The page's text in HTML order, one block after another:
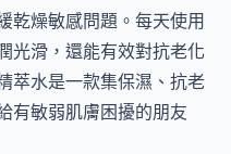
乾燥敏感問題。每天使用
光滑，還能有效對抗老化
萃水是一款集保濕、抗老
有敏弱肌膚困擾的朋友